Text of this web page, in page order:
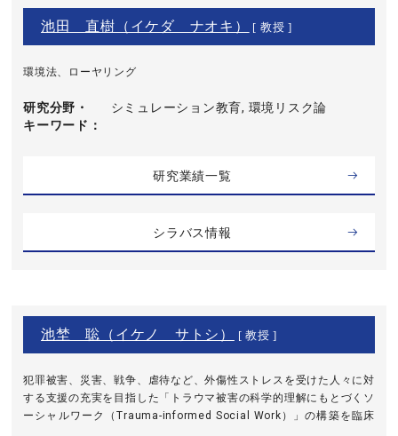
池田 直樹（イケダ ナオキ） [ 教授 ]
環境法、ローヤリング
研究分野・
キーワード
シミュレーション教育, 環境リスク論
研究業績一覧
シラバス情報
池埜 聡（イケノ サトシ） [ 教授 ]
犯罪被害、災害、戦争、虐待など、外傷性ストレスを受けた人々に対
する支援の充実を目指した「トラウマ被害の科学的理解にもとづくソ
ーシャルワーク（Trauma-informed Social Work）」の構築を臨床